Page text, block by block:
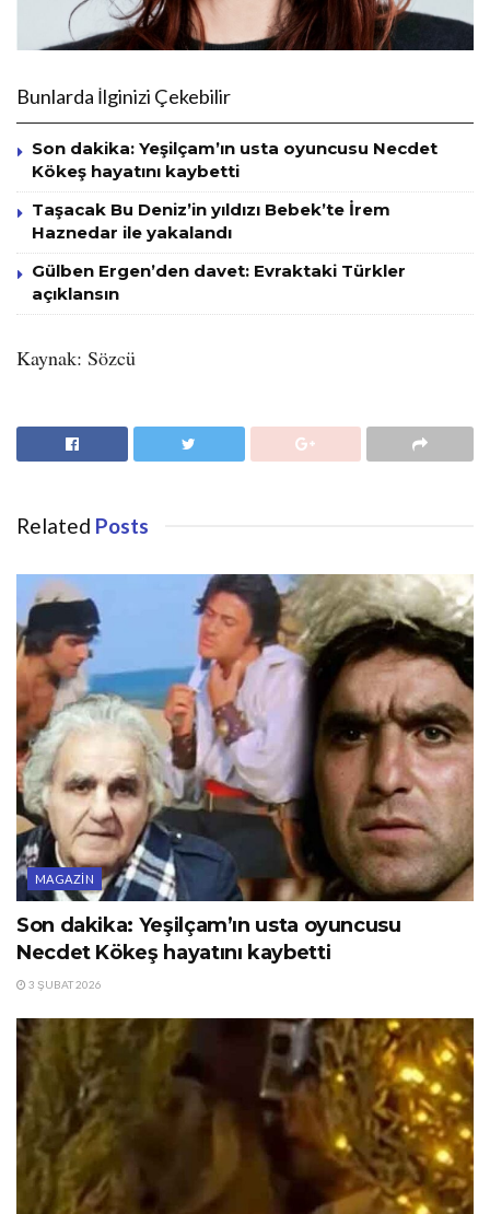
Bunlarda İlginizi Çekebilir
Son dakika: Yeşilçam’ın usta oyuncusu Necdet
Kökeş hayatını kaybetti
Taşacak Bu Deniz’in yıldızı Bebek’te İrem
Haznedar ile yakalandı
Gülben Ergen’den davet: Evraktaki Türkler
açıklansın
Kaynak: Sözcü
Related Posts
MAGAZIN
Son dakika: Yeşilçam’ın usta oyuncusu
Necdet Kökeş hayatını kaybetti
3 ŞUBAT 2026